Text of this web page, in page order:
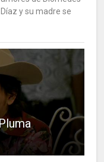
y su madre se